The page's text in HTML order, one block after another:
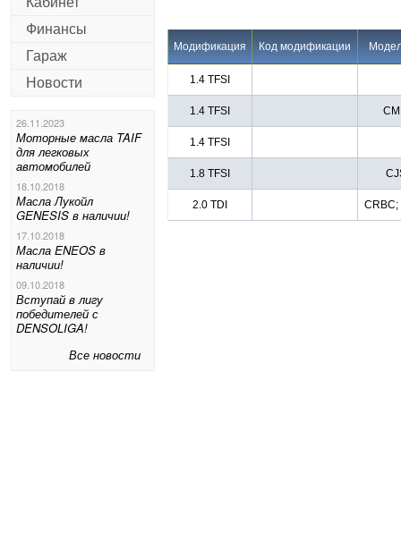
Финансы
Гараж
Новости
26.11.2023
Моторные масла TAIF
для легковых
автомобилей
18.10.2018
Масла Лукойл
GENESIS в наличии!
17.10.2018
Масла ENEOS в
наличии!
09.10.2018
Вступай в лигу
победителей с
DENSOLIGA!
Все новости
Модификация Код модификации
1.4 TFSI
1.4 TFSI
1.4 TFSI
1.8 TFSI
2.0 TDI